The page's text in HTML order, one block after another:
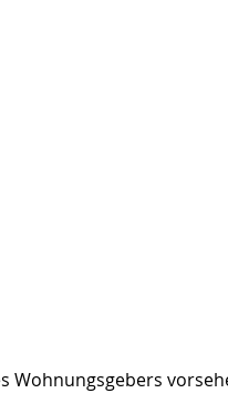
Wohnungsgebers